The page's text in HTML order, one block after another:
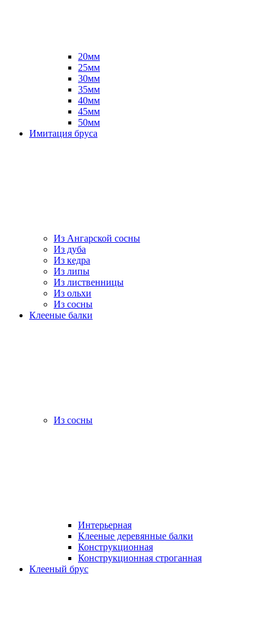
20мм
25мм
30мм
35мм
40мм
45мм
50мм
Имитация бруса
Из Ангарской сосны
Из дуба
Из кедра
Из липы
Из лиственницы
Из ольхи
Из сосны
Клееные балки
Из сосны
Интерьерная
Клееные деревянные балки
Конструкционная
Конструкционная строганная
Клееный брус